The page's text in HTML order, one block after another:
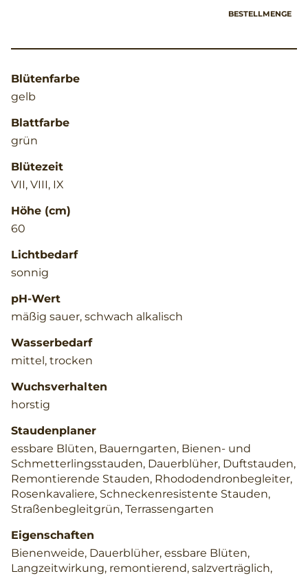
BESTELLMENGE
Blütenfarbe
gelb
Blattfarbe
grün
Blütezeit
VII, VIII, IX
Höhe (cm)
60
Lichtbedarf
sonnig
pH-Wert
mäßig sauer, schwach alkalisch
Wasserbedarf
mittel, trocken
Wuchsverhalten
horstig
Staudenplaner
essbare Blüten, Bauerngarten, Bienen- und
Schmetterlingsstauden, Dauerblüher, Duftstauden,
Remontierende Stauden, Rhododendronbegleiter,
Rosenkavaliere, Schneckenresistente Stauden,
Straßenbegleitgrün, Terrassengarten
Eigenschaften
Bienenweide, Dauerblüher, essbare Blüten,
Langzeitwirkung, remontierend, salzverträglich,